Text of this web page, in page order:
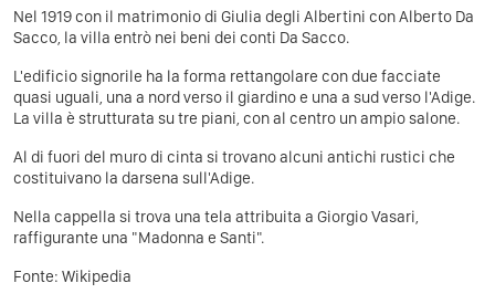
Nel 1919 con il matrimonio di Giulia degli Albertini con Alberto Da
Sacco, la villa entrò nei beni dei conti Da Sacco.
L'edificio signorile ha la forma rettangolare con due facciate
quasi uguali, una a nord verso il giardino e una a sud verso l'Adige.
La villa è strutturata su tre piani, con al centro un ampio salone.
Al di fuori del muro di cinta si trovano alcuni antichi rustici che
costituivano la darsena sull'Adige.
Nella cappella si trova una tela attribuita a Giorgio Vasari,
raffigurante una "Madonna e Santi".
Fonte: Wikipedia